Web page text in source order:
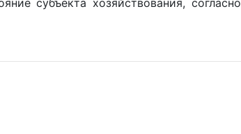
субъекта хозяйствования, согласно